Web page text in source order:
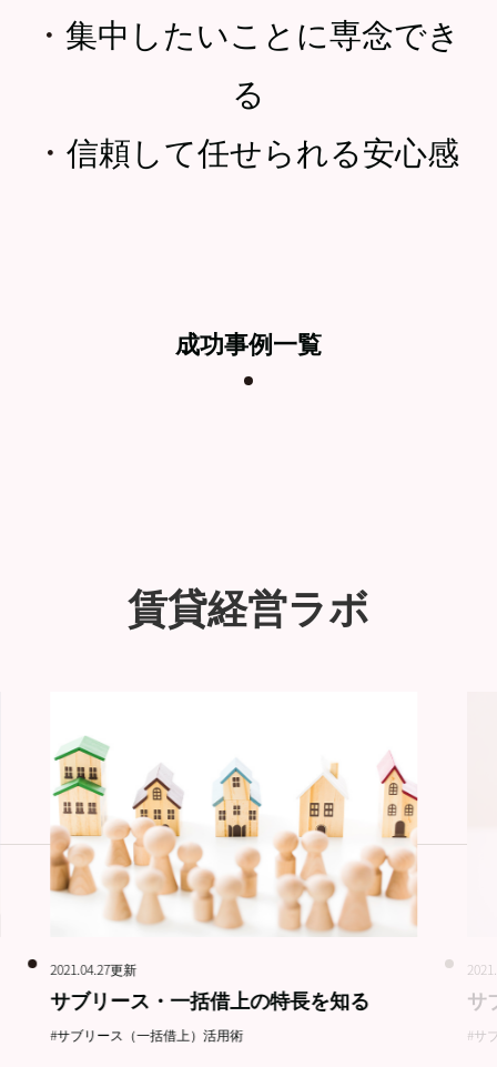
・ 集中したいことに専念でき
る
・ 信頼して任せられる安心感
成功事例一覧
賃貸経営ラボ
2021.04.27更新
サブリース・一括借上の特長を知る
#サブリース（一括借上）活用術
サ
#サ